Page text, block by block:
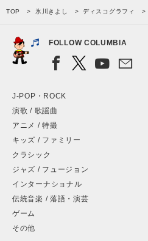
TOP 氷川きよし ディスコグラフィ
FOLLOW COLUMBIA
J-POP・ROCK
演歌 / 歌謡曲
アニメ / 特撮
キッズ / ファミリー
クラシック
ジャズ / フュージョン
インターナショナル
伝統音楽 / 落語・演芸
ゲーム
その他